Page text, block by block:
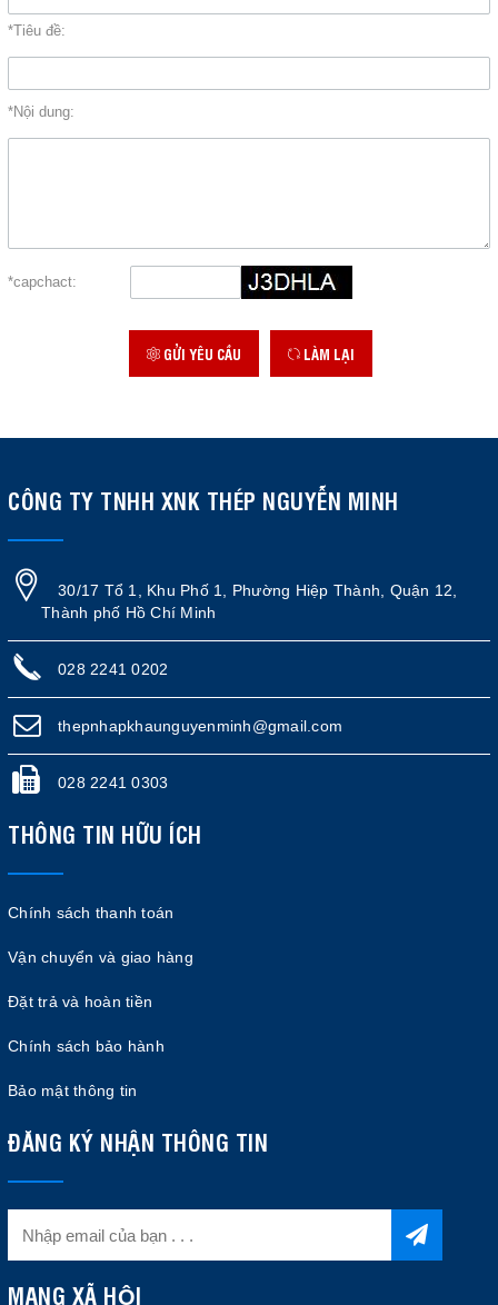
*Tiêu đề:
*Nội dung:
*capchact:
GỬI YÊU CẦU LÀM LẠI
CÔNG TY TNHH XNK THÉP NGUYỄN MINH
30/17 Tổ 1, Khu Phố 1, Phường Hiệp Thành, Quận 12,
Thành phố Hồ Chí Minh
028 2241 0202
thepnhapkhaunguyenminh@gmail.com
028 2241 0303
THÔNG TIN HỮU ÍCH
Chính sách thanh toán
Vận chuyển và giao hàng
Đặt trả và hoàn tiền
Chính sách bảo hành
Bảo mật thông tin
ĐĂNG KÝ NHẬN THÔNG TIN
MẠNG XÃ HỘI